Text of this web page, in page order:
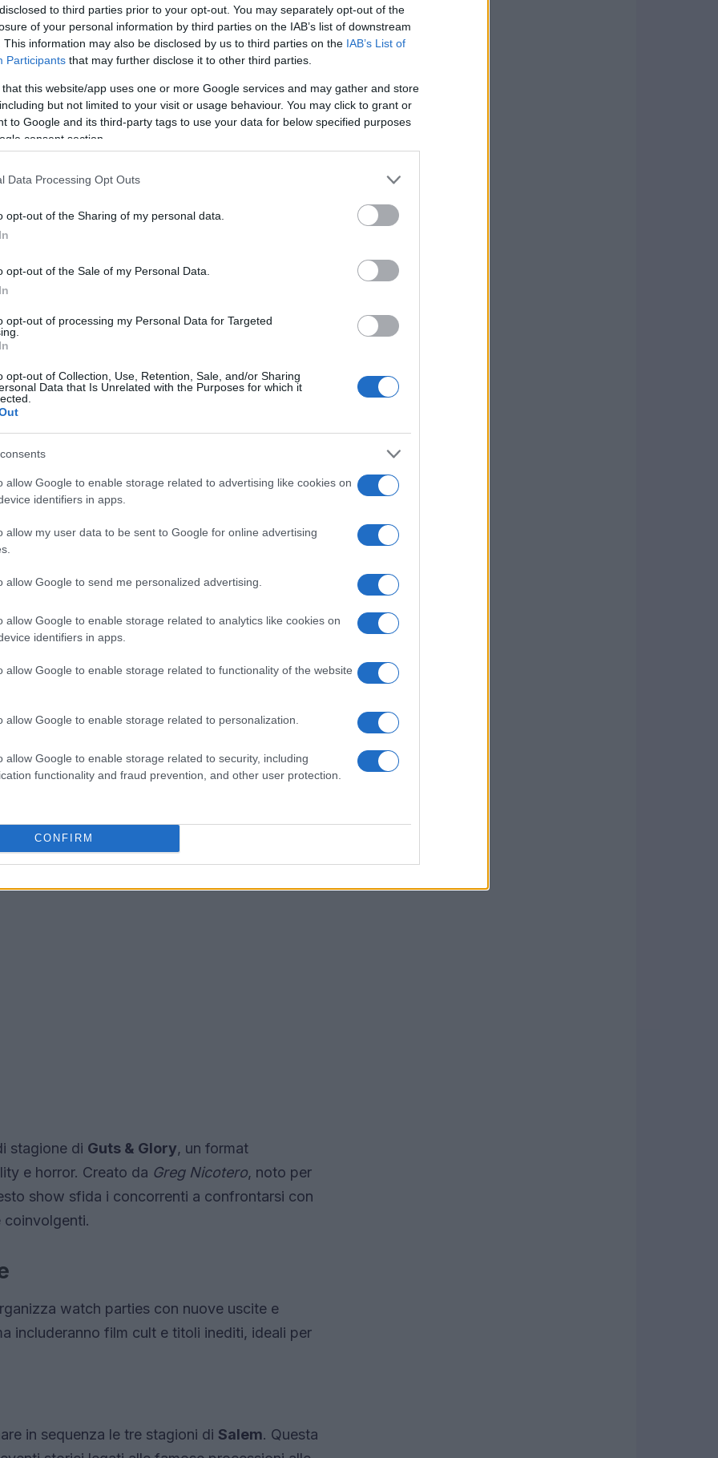
to third parties prior to your opt-out. You may separately opt-out of the
of your personal information by third parties on the IAB’s list of downstream
This information may also be disclosed by us to third parties on the IAB’s List of
Participants that may further disclose it to other third parties.
that this website/app uses one or more Google services and may gather and store
but not limited to your visit or usage behaviour. You may click to grant or
to Google and its third-party tags to use your data for below specified purposes
consent section.
Data Processing Opt Outs
opt-out of the Sharing of my personal data.
opt-out of the Sale of my Personal Data.
opt-out of processing my Personal Data for Targeted
opt-out of Collection, Use, Retention, Sale, and/or Sharing
Data that Is Unrelated with the Purposes for which it
allow Google to enable storage related to advertising like cookies on
identifiers in apps.
allow my user data to be sent to Google for online advertising
allow Google to send me personalized advertising.
allow Google to enable storage related to analytics like cookies on
identifiers in apps.
allow Google to enable storage related to functionality of the website
allow Google to enable storage related to personalization.
allow Google to enable storage related to security, including
functionality and fraud prevention, and other user protection.
CONFIRM
Abraham’s Boys: A Dracula Story
avventura, ispirata a un racconto di
figli di un padre dalla personalità
dall’ombra di Dracula e dal mistero che
a scoprire verità inquietanti che metteranno a
, disponibile dal
affare di droga dopo aver rubato una
un’escalation di eventi inaspettati, in un
Freddy Macdonald, il film si preannuncia
con il fiato sospeso.
una nuova offerta di serie. La seconda
Titansdebutterà il3 novembre. Questa
di horror e spettacolo, vedrà quattordici
all’orrore e al fantastico. I partecipanti
stagione di Guts & Glory, un format
e horror. Creato da Greg Nicotero, noto per
show sfida i concorrenti a confrontarsi con
coinvolgenti.
watch parties con nuove uscite e
includeranno film cult e titoli inediti, ideali per
in sequenza le tre stagioni di Salem. Questa